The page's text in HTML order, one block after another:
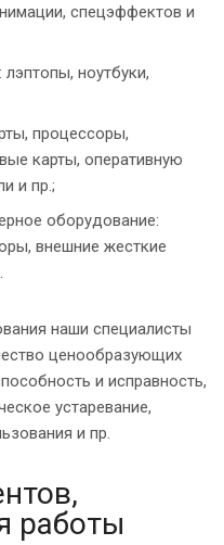
спецэффектов и
ноутбуки,
процессоры,
карты, оперативную
и пр.;
оборудование:
внешние жесткие
наши специалисты
ценообразующих
и исправность,
устаревание,
и пр.
работы